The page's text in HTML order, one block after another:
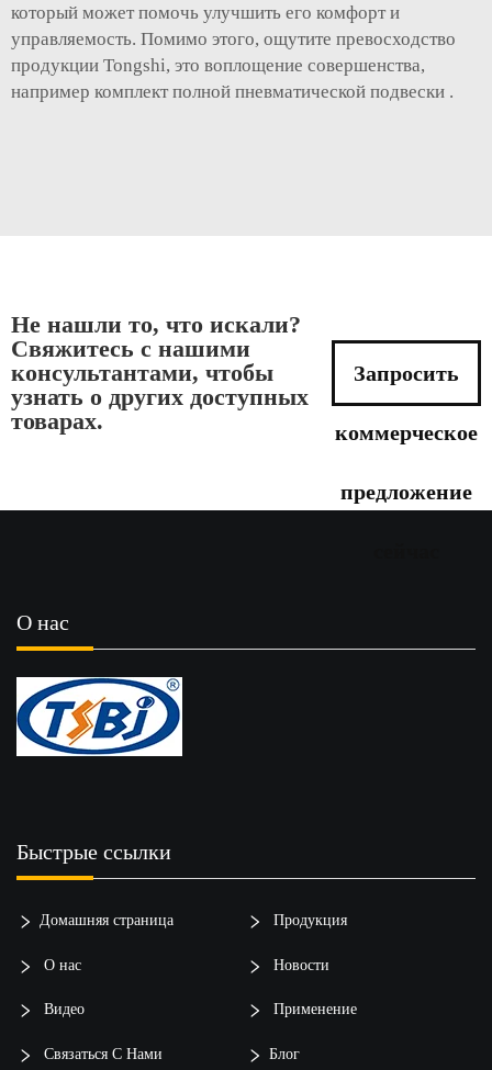
который может помочь улучшить его комфорт и
управляемость. Помимо этого, ощутите превосходство
продукции Tongshi, это воплощение совершенства,
например комплект полной пневматической подвески .
Не нашли то, что искали?
Свяжитесь с нашими
консультантами, чтобы
узнать о других доступных
товарах.
Запросить
коммерческое
предложение
О нас
Быстрые ссылки
Домашняя страница Продукция
О нас Новости
Видео Применение
Связаться С Нами Блог